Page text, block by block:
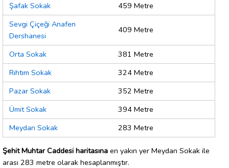
Şafak Sokak
459 Metre
Sevgi Çiçeği Anafen
Dershanesi
409 Metre
Orta Sokak
381 Metre
Rıhtım Sokak
324 Metre
Pazar Sokak
352 Metre
Ümit Sokak
394 Metre
Meydan Sokak
283 Metre
Şehit Muhtar Caddesi haritasına en yakın yer Meydan Sokak ile
arası 283 metre olarak hesaplanmıştır.